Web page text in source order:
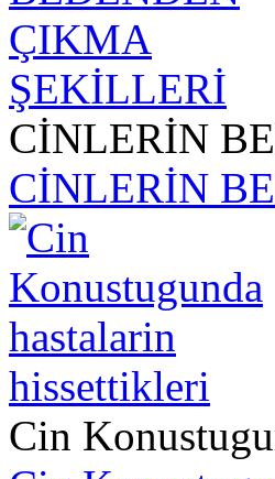
CİNLERİN
CİNLERİN
Cin